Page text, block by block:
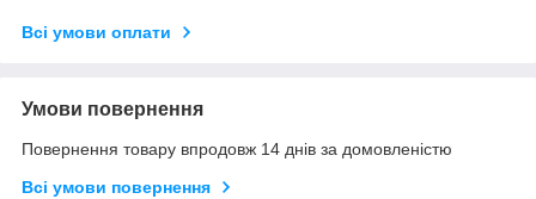
Всі умови оплати
Умови повернення
Повернення товару впродовж 14 днів за домовленістю
Всі умови повернення